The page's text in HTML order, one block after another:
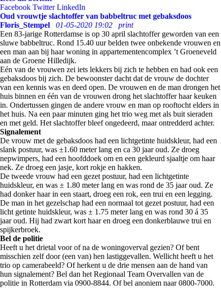
Facebook Twitter LinkedIn
Oud vrouwtje slachtoffer van babbeltruc met gebaksdoos
Floris_Stempel
01-05-2020 19:02
print
Een 83-jarige Rotterdamse is op 30 april slachtoffer geworden van een
sluwe babbeltruc. Rond 15.40 uur belden twee onbekende vrouwen en
een man aan bij haar woning in appartementencomplex ’t Groeneveld
aan de Groene Hilledijk.
Eén van de vrouwen zei iets lekkers bij zich te hebben en had ook een
gebaksdoos bij zich. De bewoonster dacht dat de vrouw de dochter
van een kennis was en deed open. De vrouwen en de man drongen het
huis binnen en één van de vrouwen drong het slachtoffer haar keuken
in. Ondertussen gingen de andere vrouw en man op rooftocht elders in
het huis. Na een paar minuten ging het trio weg met als buit sieraden
en met geld. Het slachtoffer bleef ongedeerd, maar ontredderd achter.
Signalement
De vrouw met de gebaksdoos had een lichtgetinte huidskleur, had een
slank postuur, was ±1.60 meter lang en ca 30 jaar oud. Ze droeg
nepwimpers, had een hoofddoek om en een gekleurd sjaaltje om haar
nek. Ze droeg een jasje, kort rokje en hakken.
De tweede vrouw had een gezet postuur, had een lichtgetinte
huidskleur, en was ± 1.80 meter lang en was rond de 35 jaar oud. Ze
had donker haar in een staart, droeg een rok, een trui en een legging.
De man in het gezelschap had een normaal tot gezet postuur, had een
licht getinte huidskleur, was ± 1.75 meter lang en was rond 30 á 35
jaar oud. Hij had zwart kort haar en droeg een donkerblauwe trui en
spijkerbroek.
Bel de politie
Heeft u het drietal voor of na de woningoverval gezien? Of bent
misschien zelf door (een van) hen lastiggevallen. Wellicht heeft u het
trio op camerabeeld? Of herkent u de drie mensen aan de hand van
hun signalement? Bel dan het Regionaal Team Overvallen van de
politie in Rotterdam via 0900-8844. Of bel anoniem naar 0800-7000.